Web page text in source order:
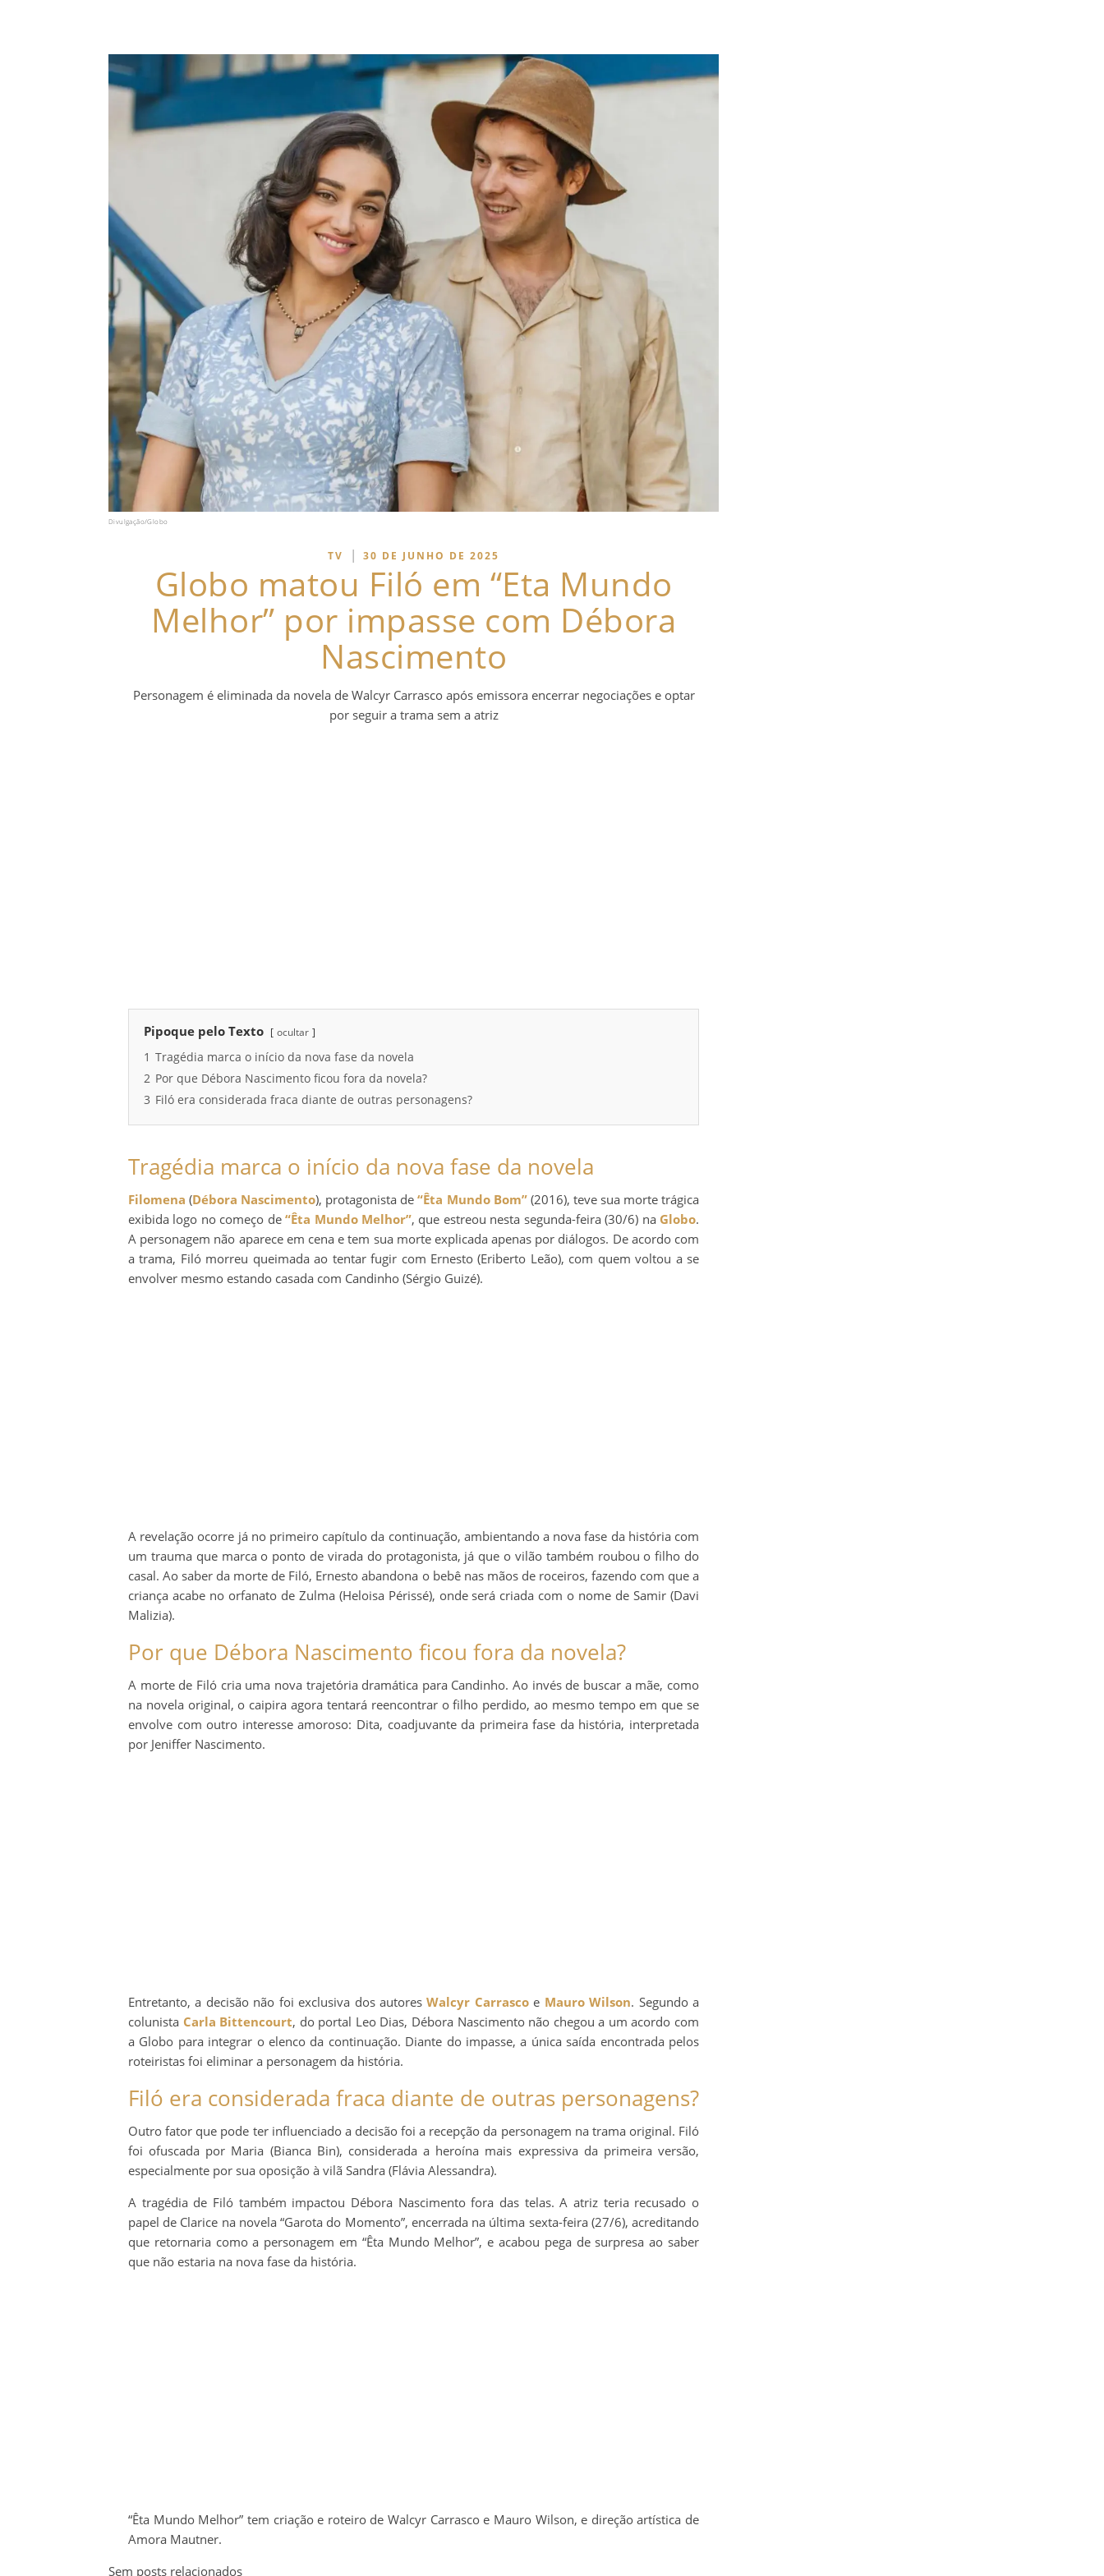
Divulgação/Globo
TV | 30 DE JUNHO DE 2025
Globo matou Filó em “Eta Mundo
Melhor” por impasse com Débora
Nascimento
Personagem é eliminada da novela de Walcyr Carrasco após emissora encerrar negociações e optar
por seguir a trama sem a atriz
Pipoque pelo Texto ocultar
1 Tragédia marca o início da nova fase da novela
2 Por que Débora Nascimento ficou fora da novela?
3 Filó era considerada fraca diante de outras personagens?
Tragédia marca o início da nova fase da novela
Filomena (Débora Nascimento), protagonista de“Êta Mundo Bom”(2016), teve sua morte trágica
exibida logo no começo de“Êta Mundo Melhor”, que estreou nesta segunda-feira (30/6) na Globo.
A personagem não aparece em cena e tem sua morte explicada apenas por diálogos. De acordo com
a trama, Filó morreu queimada ao tentar fugir com Ernesto (Eriberto Leão), com quem voltou a se
envolver mesmo estando casada com Candinho (Sérgio Guizé).
A revelação ocorre já no primeiro capítulo da continuação, ambientando a nova fase da história com
um trauma que marca o ponto de virada do protagonista, já que o vilão também roubou o filho do
casal. Ao saber da morte de Filó, Ernesto abandona o bebê nas mãos de roceiros, fazendo com que a
criança acabe no orfanato de Zulma (Heloisa Périssé), onde será criada com o nome de Samir (Davi
Malizia).
Por que Débora Nascimento ficou fora da novela?
A morte de Filó cria uma nova trajetória dramática para Candinho. Ao invés de buscar a mãe, como
na novela original, o caipira agora tentará reencontrar o filho perdido, ao mesmo tempo em que se
envolve com outro interesse amoroso: Dita, coadjuvante da primeira fase da história, interpretada
por Jeniffer Nascimento.
Entretanto, a decisão não foi exclusiva dos autoresWalcyr Carrascoe Mauro Wilson. Segundo a
colunista Carla Bittencourt, do portal Leo Dias, Débora Nascimento não chegou a um acordo com
a Globo para integrar o elenco da continuação. Diante do impasse, a única saída encontrada pelos
roteiristas foi eliminar a personagem da história.
Filó era considerada fraca diante de outras personagens?
Outro fator que pode ter influenciado a decisão foi a recepção da personagem na trama original. Filó
foi ofuscada por Maria (Bianca Bin), considerada a heroína mais expressiva da primeira versão,
especialmente por sua oposição à vilã Sandra (Flávia Alessandra).
A tragédia de Filó também impactou Débora Nascimento fora das telas. A atriz teria recusado o
papel de Clarice na novela “Garota do Momento”, encerrada na última sexta-feira (27/6), acreditando
que retornaria como a personagem em “Êta Mundo Melhor”, e acabou pega de surpresa ao saber
que não estaria na nova fase da história.
“Êta Mundo Melhor” tem criação e roteiro de Walcyr Carrasco e Mauro Wilson, e direção artística de
Amora Mautner.
Sem posts relacionados